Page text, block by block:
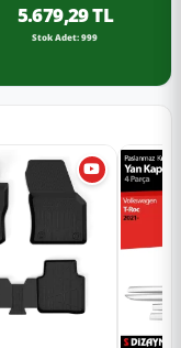
5.679,29 TL
Stok Adet: 999